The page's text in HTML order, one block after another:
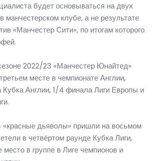
будет основываться на двух
манчестерском клубе, а не результате
«Манчестер Сити», по итогам которого
2022/23 «Манчестер Юнайтед»
месте в чемпионате Англии,
Англии, 1/4 финала Лиги Европы и
дьяволы» пришли на восьмом
в четвёртом раунде Кубка Лиги,
в группе в Лиге чемпионов и